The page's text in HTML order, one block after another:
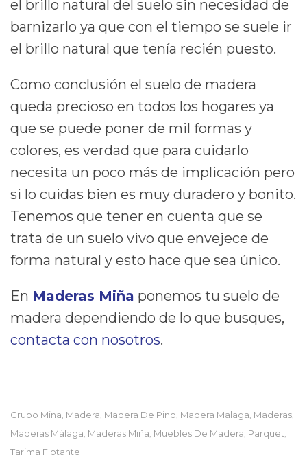
el brillo natural del suelo sin necesidad de
barnizarlo ya que con el tiempo se suele ir
el brillo natural que tenía recién puesto.
Como conclusión el suelo de madera
queda precioso en todos los hogares ya
que se puede poner de mil formas y
colores, es verdad que para cuidarlo
necesita un poco más de implicación pero
si lo cuidas bien es muy duradero y bonito.
Tenemos que tener en cuenta que se
trata de un suelo vivo que envejece de
forma natural y esto hace que sea único.
En Maderas Miña ponemos tu suelo de
madera dependiendo de lo que busques,
contacta con nosotros.
Grupo Mina Madera Madera De Pino Madera Malaga Maderas
Maderas Málaga Maderas Miña Muebles De Madera Parquet
Tarima Flotante